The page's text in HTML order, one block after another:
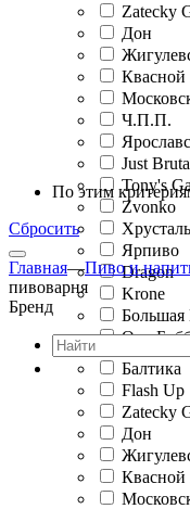
Zatecky
Дон
Квасной
Ч.П.П.
Just
Tony's
Zvonko
Ярпиво
Dragon
Krone
Большая
Олд
По этим
Сбросить
Главная—Пиво и
пивоварня
Бренд
Балтика
Flash Up
Zatecky
Дон
Квасной